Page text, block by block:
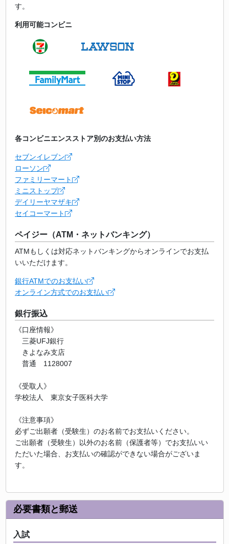
す。
利用可能コンビニ
各コンビニエンスストア別のお支払い方法
セブンイレブン
ローソン
ファミリーマート
ミニストップ
デイリーヤマザキ
セイコーマート
ペイジー（ATM・ネットバンキング）
ATMもしくは対応ネットバンキングからオンラインでお支払
いいただけます。
銀行ATMでのお支払い
オンライン方式でのお支払い
銀行振込
《口座情報》
三菱UFJ銀行
きよなみ支店
普通 1128007
《受取人》
学校法人 東京女子医科大学
《注意事項》
必ずご出願者（受験生）のお名前でお支払いください。
ご出願者（受験生）以外のお名前（保護者等）でお支払いい
ただいた場合、お支払いの確認ができない場合がございま
す。
必要書類と郵送
入試